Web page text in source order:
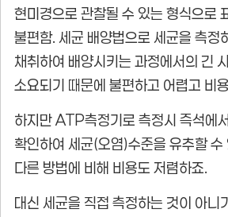
현미경으로 관찰될 수 있는 형식으로
불편함. 세균 배양법으로 세균을 측정
채취하여 배양시키는 과정에서의 긴
소요되기 때문에 불편하고 어렵고 비
하지만 ATP측정기로 측정시 즉석에
확인하여 세균(오염)수준을 유추할 수
다른 방법에 비해 비용도 저렴하죠.
대신 세균을 직접 측정하는 것이 아니